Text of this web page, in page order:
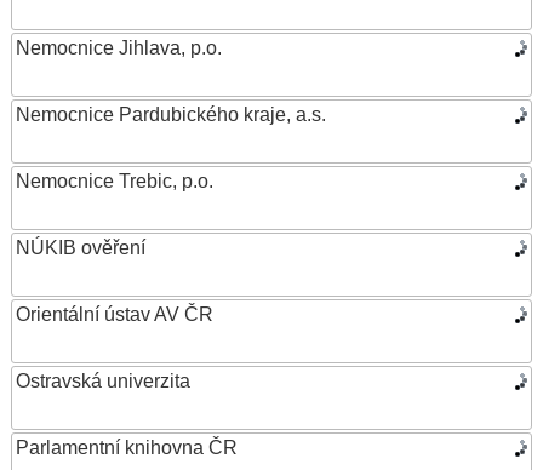
Nemocnice Jihlava, p.o.
Nemocnice Pardubického kraje, a.s.
Nemocnice Trebic, p.o.
NÚKIB ověření
Orientální ústav AV ČR
Ostravská univerzita
Parlamentní knihovna ČR